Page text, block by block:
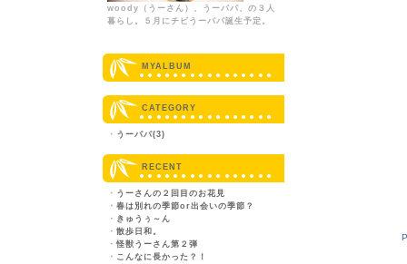
woody（うーさん）、うーパパ、の３人
暮らし。５月にチビうーパパ誕生予定。
MYALBUM
CATEGORY
・ うーパパ(3)
RECENT
・ うーさんの２回目のお花見
・ 春は別れの季節or出会いの季節？
・ きゅうぅ～ん
・ 散歩日和。
・ 怪獣うーさん第２弾
・ こんなに長かった？！